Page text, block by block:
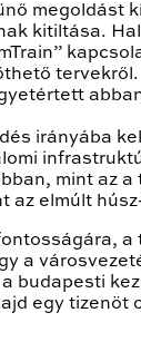
megoldást
kitiltása.
tervekről.
irányába
mint az
az elmúlt
a
budapesti
egy